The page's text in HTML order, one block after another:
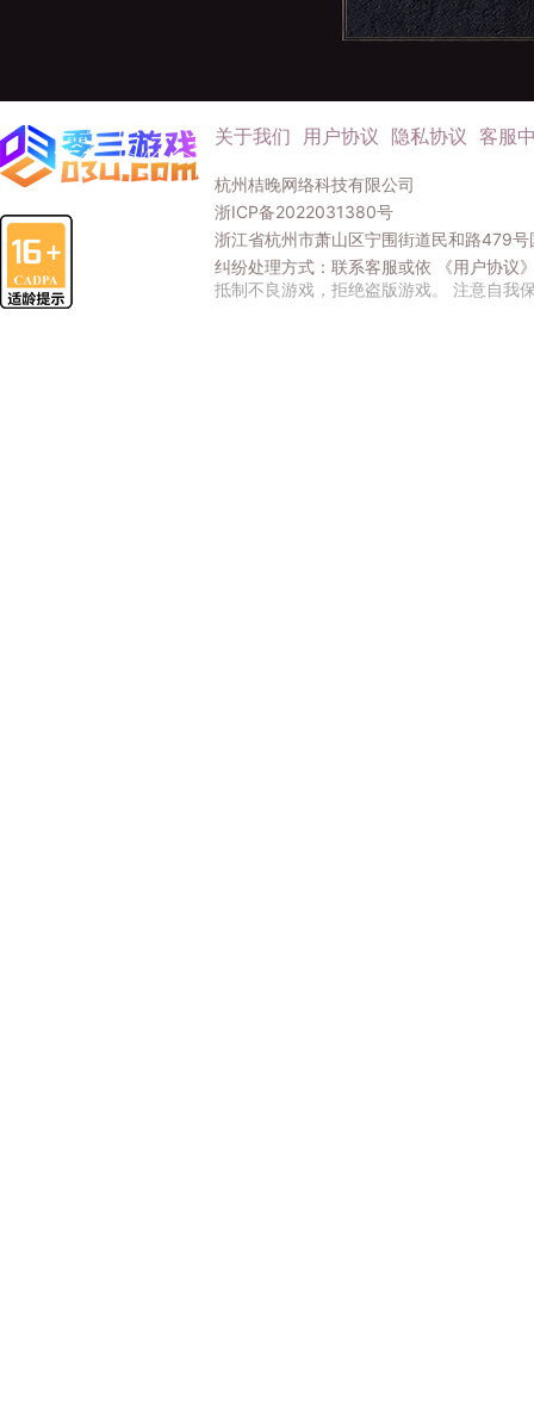
关于我们 用户协议 隐私协议 客服
杭州桔晚网络科技有限公司
浙ICP备2022031380号
浙江省杭州市萧山区宁围街道民和路479
纠纷处理方式：联系客服或依
《用户协议
抵制不良游戏，拒绝盗版游戏。 注意自我